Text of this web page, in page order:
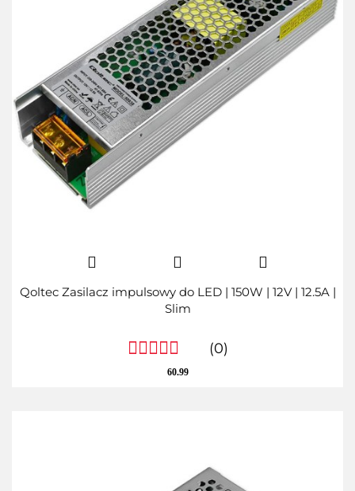
Qoltec Zasilacz impulsowy do LED | 150W | 12V | 12.5A |
Slim
(0)
60.99